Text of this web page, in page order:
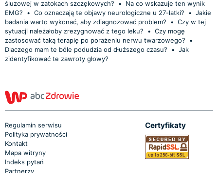
śluzowej w zatokach szczękowych?
•
Na co wskazuje ten wynik
EMG?
• Co oznaczają te objawy neurologiczne u 27-latki? • Jakie
badania warto wykonać, aby zdiagnozować problem?
• Czy w tej
sytuacji należałoby zrezygnować z tego leku?
• Czy mogę
zastosować taką terapię po porażeniu nerwu twarzowego?
•
Dlaczego mam te bóle podudzia od dłuższego czasu?
• Jak
zidentyfikować te zawroty głowy?
Regulamin serwisu
Polityka prywatności
Kontakt
Mapa witryny
Indeks pytań
Partnerzy
Certyfikaty